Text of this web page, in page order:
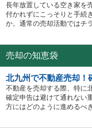
長年放置している空き家を
付かれずにこっそりと手続
か。通常の売却活動ではチ
売却の知恵袋
北九州で不動産売却！
不動産を売却する際、特に
確定申告は避けて通れない
方にはどのように進めるべ